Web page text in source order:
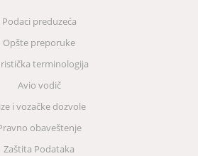
Podaci preduzeća
Opšte preporuke
terminologija
Avio vodič
i vozačke dozvole
obaveštenje
Zaštita Podataka